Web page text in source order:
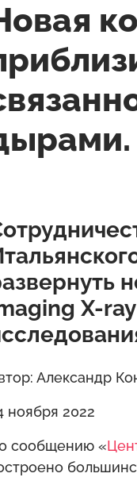
X-
Александр
ноября 2022
сообщению «